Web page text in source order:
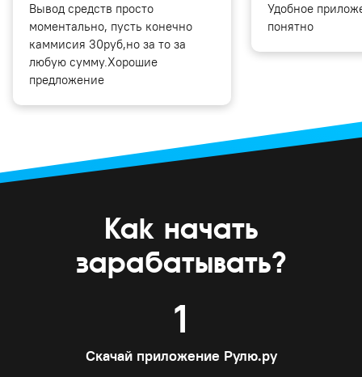
Вывод средств просто
моментально, пусть конечно
каммисия 30руб,но за то за
любую сумму.Хорошие
предложение
Удобное
понятно
Как начать
зарабатывать?
1
Скачай приложение Рулю.ру